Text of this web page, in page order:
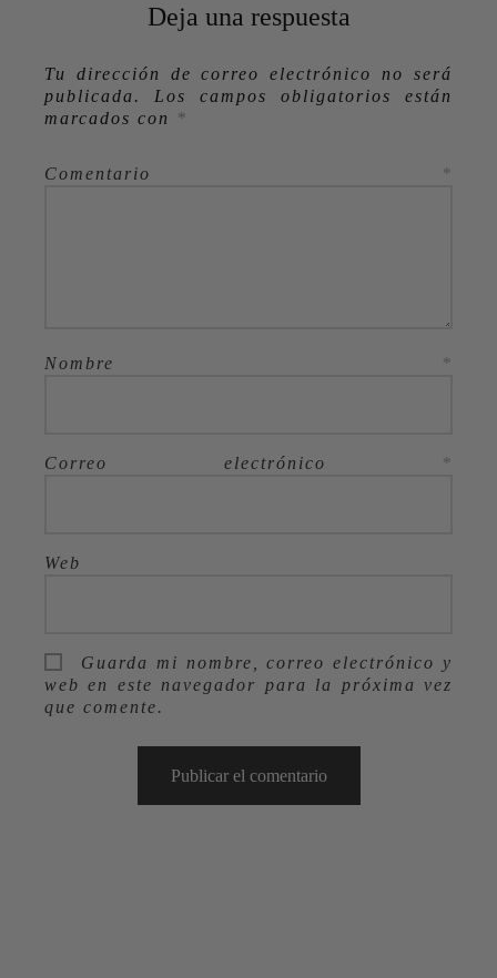
Deja una respuesta
Tu dirección de correo electrónico no será
publicada.
Los campos obligatorios están
marcados con
*
Comentario *
Nombre *
Correo electrónico *
Web
Guarda mi nombre, correo electrónico y
web en este navegador para la próxima vez
que comente.